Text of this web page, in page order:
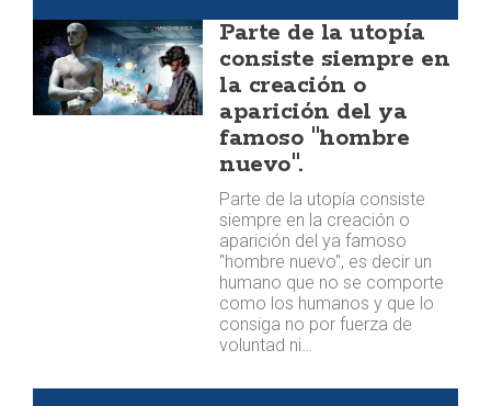
Parte de la utopía
consiste siempre en
la creación o
aparición del ya
famoso "hombre
nuevo".
Parte de la utopía consiste
siempre en la creación o
aparición del ya famoso
"hombre nuevo", es decir un
humano que no se comporte
como los humanos y que lo
consiga no por fuerza de
voluntad ni…